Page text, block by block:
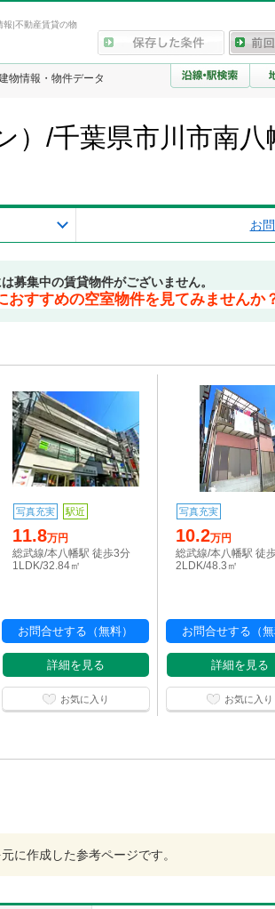
報|不動産賃貸の物
物情報・物件データ
）/千葉県市川市南
お
募集中の賃貸物件がございません。
おすすめの空室物件を見てみませんか
写真充実 駅近
11.8万円
総武線/本八幡駅 徒歩3分
1LDK/32.84㎡
お問合せする（無料）
詳細を見る
お気に入り
写真充実
10.2万円
総武線/本八幡駅 徒
2LDK/48.3㎡
お問合せする（
詳細を見る
お気に入り
に作成した参考ページです。